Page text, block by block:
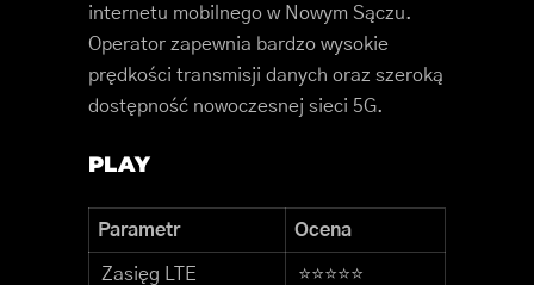
internetu mobilnego w Nowym Sączu.
Operator zapewnia bardzo wysokie
prędkości transmisji danych oraz szeroką
dostępność nowoczesnej sieci 5G.
PLAY
Parametr Ocena
Zasięg LTE ⭐⭐⭐⭐⭐